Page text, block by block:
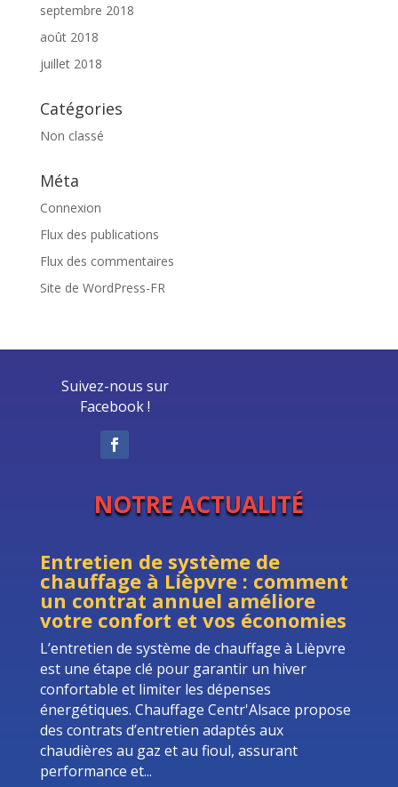
septembre 2018
août 2018
juillet 2018
Catégories
Non classé
Méta
Connexion
Flux des publications
Flux des commentaires
Site de WordPress-FR
Suivez-nous sur
Facebook !
NOTRE ACTUALITÉ
Entretien de système de
chauffage à Lièpvre : comment
un contrat annuel améliore
votre confort et vos économies
L’entretien de système de chauffage à Lièpvre
est une étape clé pour garantir un hiver
confortable et limiter les dépenses
énergétiques. Chauffage Centr'Alsace propose
des contrats d’entretien adaptés aux
chaudières au gaz et au fioul, assurant
performance et...